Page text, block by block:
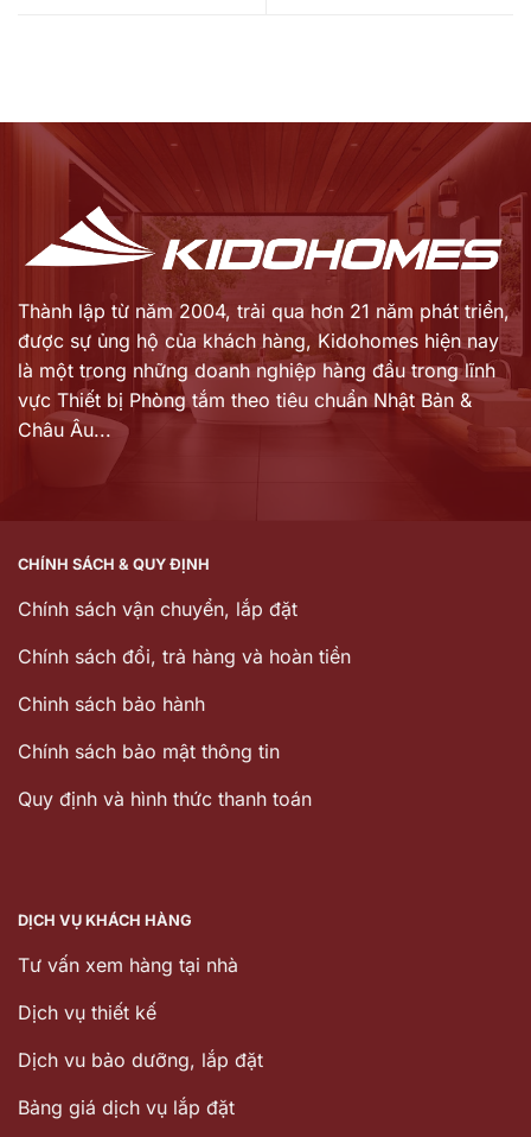
Thành lập từ năm 2004, trải qua hơn 21 năm phát triển,
được sự ủng hộ của khách hàng, Kidohomes hiện nay
là một trong những doanh nghiệp hàng đầu trong lĩnh
vực Thiết bị Phòng tắm theo tiêu chuẩn Nhật Bản &
Châu Âu...
CHÍNH SÁCH & QUY ĐỊNH
Chính sách vận chuyển, lắp đặt
Chính sách đổi, trả hàng và hoàn tiền
Chinh sách bảo hành
Chính sách bảo mật thông tin
Quy định và hình thức thanh toán
DỊCH VỤ KHÁCH HÀNG
Tư vấn xem hàng tại nhà
Dịch vụ thiết kế
Dịch vu bảo dưỡng, lắp đặt
Bảng giá dịch vụ lắp đặt